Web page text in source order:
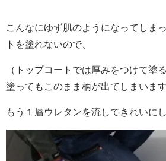
こんなにゆず肌のようになってしま
トを塗れないので、
（トップコートでは厚みをつけて塗
塗ってもこのまま柄が出てしまいます
もう１層ウレタンを流してきれいに